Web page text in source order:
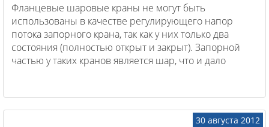
Фланцевые шаровые краны не могут быть
использованы в качестве регулирующего напор
потока запорного крана, так как у них только два
состояния (полностью открыт и закрыт). Запорной
частью у таких кранов является шар, что и дало
30 августа 2012